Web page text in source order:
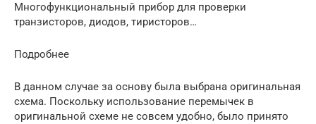
Многофункциональный прибор для проверки
транзисторов, диодов, тиристоров…
Подробнее
В данном случае за основу была выбрана оригинальная
схема. Поскольку использование перемычек в
оригинальной схеме не совсем удобно, было принято